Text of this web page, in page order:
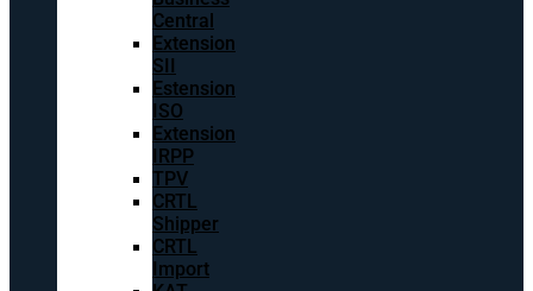
Central
Extension
SII
Estension
ISO
Extension
IRPP
TPV
CRTL
Shipper
CRTL
Import